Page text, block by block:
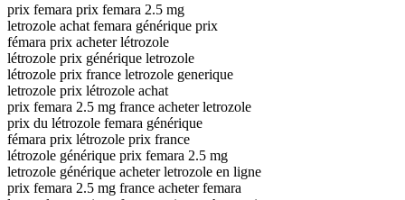
prix femara prix femara 2.5 mg
letrozole achat femara générique prix
fémara prix acheter létrozole
létrozole prix générique letrozole
létrozole prix france letrozole generique
letrozole prix létrozole achat
prix femara 2.5 mg france acheter letrozole
prix du létrozole femara générique
fémara prix létrozole prix france
létrozole générique prix femara 2.5 mg
letrozole générique acheter letrozole en ligne
prix femara 2.5 mg france acheter femara